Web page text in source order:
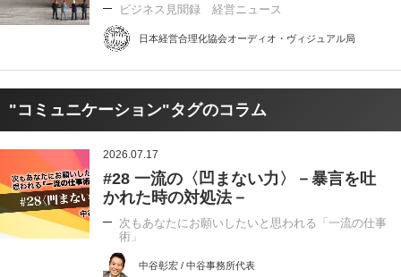
ビジネス見聞録 経営ニュース
日本経営合理化協会オーディオ・ヴィジュアル局
"コミュニケーション"タグのコラム
2026.07.17
#28 一流の〈凹まない力〉－暴言を吐
かれた時の対処法－
次もあなたにお願いしたいと思われる「一流の仕事
術」
中谷彰宏 / 中谷事務所代表